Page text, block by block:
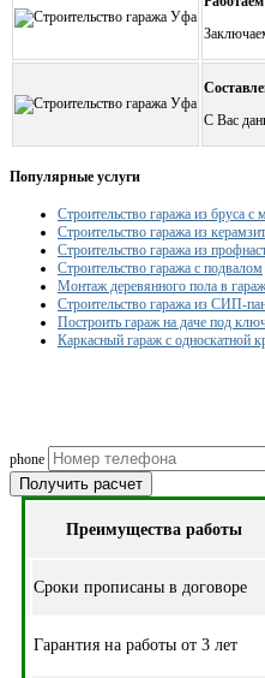
С Вас
Популярные услуги
Строительство гаража из бруса с
Строительство гаража из
Строительство гаража из
Строительство гаража с подвалом
Монтаж деревянного пола в
Строительство гаража из СИП-
Построить гараж на даче под
Каркасный гараж с односкатной
phone
Получить расчет
Преимущества работы
Cроки прописаны в договоре
Гарантия на работы от 3 лет